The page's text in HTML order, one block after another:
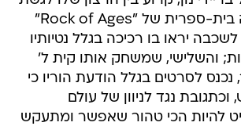
לאודישן להפקה בית-ספרית של "Rock of Ages"
יראו בו רכיכה בגלל נטיותיו
והשלישי, שמשחק אותו קית ל'
נכנס לסרטים בגלל הודעת הוריו כי
נגד לניוון של עולם
להיות הכי טהור שאפשר ומתעקש